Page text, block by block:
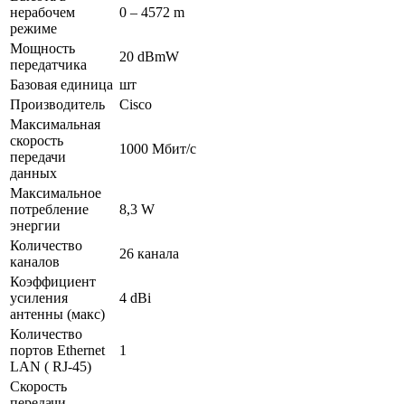
нерабочем
режиме
0 – 4572 m
Мощность
передатчика
20 dBmW
Базовая единица шт
Производитель
Cisco
Максимальная
скорость
передачи
данных
1000 Мбит/с
Максимальное
потребление
энергии
8,3 W
Количество
каналов
26 канала
Коэффициент
усиления
антенны (макс)
4 dBi
Количество
портов Ethernet
LAN ( RJ-45)
1
Скорость